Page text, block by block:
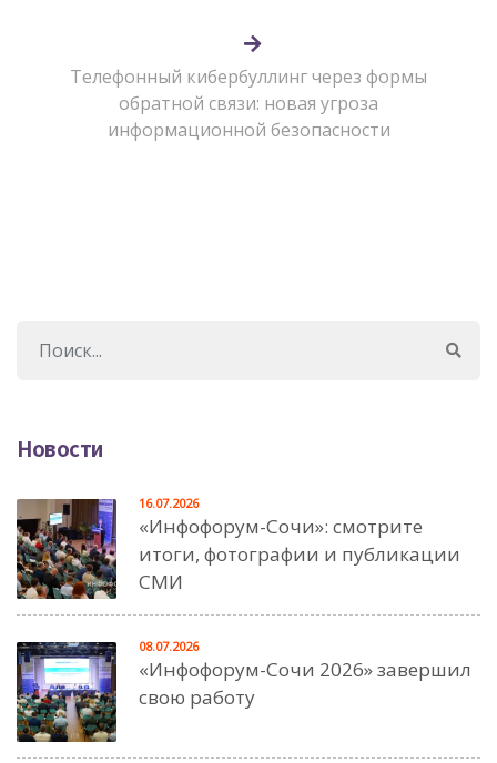
Телефонный кибербуллинг через формы
обратной связи: новая угроза
информационной безопасности
Новости
«Инфофорум-Сочи»: смотрите
итоги, фотографии и публикации
СМИ
16.07.2026
«Инфофорум-Сочи 2026» завершил
свою работу
08.07.2026